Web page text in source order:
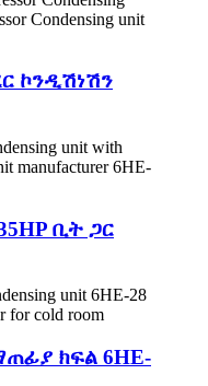
ኮንዲሽነሽን
ቢት ጋር
ክፍል 6HE-